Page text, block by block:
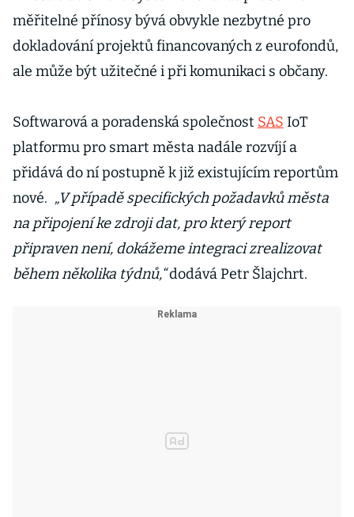
měřitelné přínosy bývá obvykle nezbytné pro
dokladování projektů financovaných z eurofondů,
ale může být užitečné i při komunikaci s občany.
Softwarová a poradenská společnost SAS IoT
platformu pro smart města nadále rozvíjí a
přidává do ní postupně k již existujícím reportům
nové. „V případě specifických požadavků města
na připojení ke zdroji dat, pro který report
připraven není, dokážeme integraci zrealizovat
během několika týdnů,“dodává Petr Šlajchrt.